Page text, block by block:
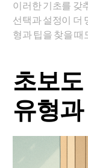
이러한 기초를 갖
선택과 설정이 더
형과 팁을 찾을
초보
유형과